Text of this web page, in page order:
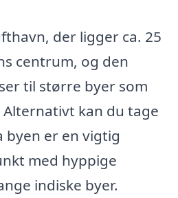
der ligger ca. 25
centrum, og den
til større byer som
kan du tage
byen er en vigtig
med hyppige
indiske byer.